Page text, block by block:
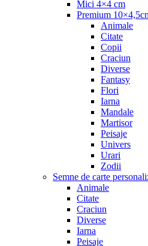
Mici 4×4 cm
Premium
Animale
Citate
Copii
Craciun
Diverse
Fantasy
Flori
Iarna
Mandale
Martisor
Peisaje
Univers
Urari
Zodii
Semne de carte
Animale
Citate
Craciun
Diverse
Iarna
Peisaje